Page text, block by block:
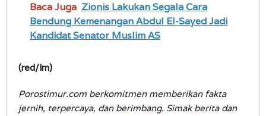
Baca Juga Zionis Lakukan Segala Cara
Bendung Kemenangan Abdul El-Sayed Jadi
Kandidat Senator Muslim AS
(red/lm)
Porostimur.com berkomitmen memberikan fakta
jernih, terpercaya, dan berimbang. Simak berita dan